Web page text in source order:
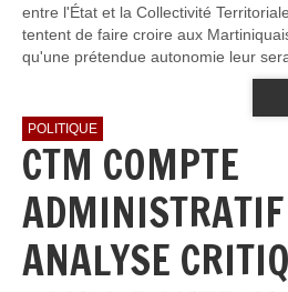
entre l'État et la Collectivité
tentent de faire croire aux
qu'une prétendue autonomie leur
POLITIQUE
CTM COMPTE
ANALYSE